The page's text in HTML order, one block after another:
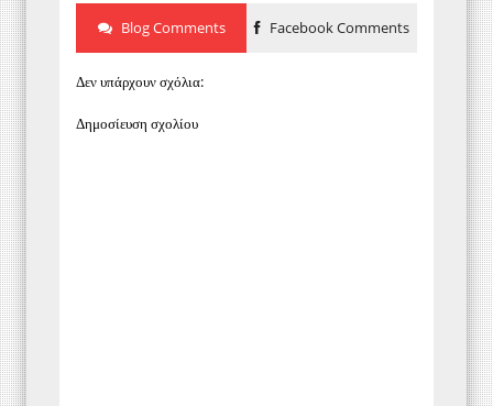
Blog Comments Facebook Comments
Δεν υπάρχουν σχόλια:
Δημοσίευση σχολίου